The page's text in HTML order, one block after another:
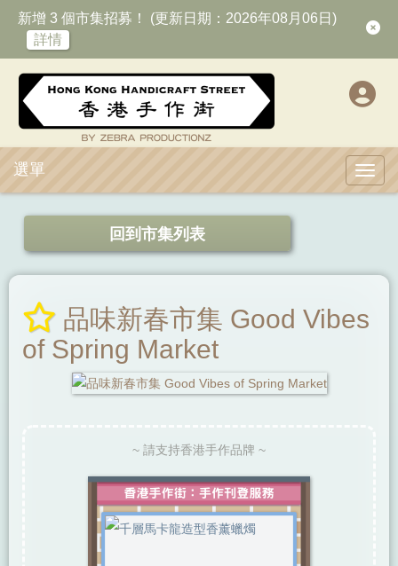
新增 3 個市集招募！ (更新日期：2026年08月06日)
詳情
選單
回到市集列表
品味新春市集 Good Vibes
of Spring Market
~ 請支持香港手作品牌 ~